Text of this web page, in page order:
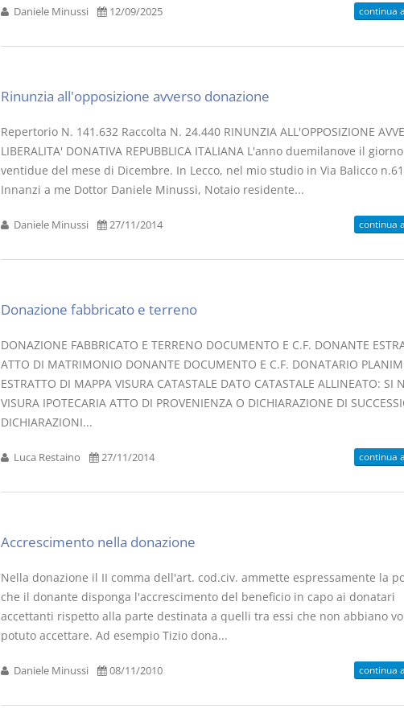
Daniele Minussi 12/09/2025 continua
Rinunzia all'opposizione avverso donazione
Repertorio N. 141.632 Raccolta N. 24.440 RINUNZIA ALL'OPPOSIZIONE
LIBERALITA' DONATIVA REPUBBLICA ITALIANA L'anno duemilanove il giorno
ventidue del mese di Dicembre. In Lecco, nel mio studio in Via Balicco
Innanzi a me Dottor Daniele Minussi, Notaio residente...
Daniele Minussi 27/11/2014 continua
Donazione fabbricato e terreno
DONAZIONE FABBRICATO E TERRENO DOCUMENTO E C.F. DONANTE
ATTO DI MATRIMONIO DONANTE DOCUMENTO E C.F. DONATARIO
ESTRATTO DI MAPPA VISURA CATASTALE DATO CATASTALE ALLINEATO: SI
VISURA IPOTECARIA ATTO DI PROVENIENZA O DICHIARAZIONE DI
DICHIARAZIONI...
Luca Restaino 27/11/2014 continua
Accrescimento nella donazione
Nella donazione il II comma dell'art. cod.civ. ammette espressamente la
che il donante disponga l'accrescimento del beneficio in capo ai donatari
accettanti rispetto alla parte destinata a quelli tra essi che non abbiano
potuto accettare. Ad esempio Tizio dona...
Daniele Minussi 08/11/2010 continua